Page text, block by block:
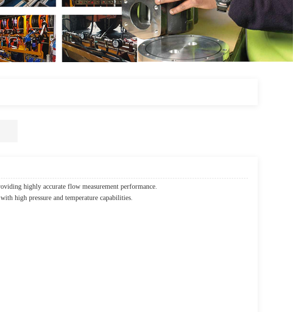
highly accurate flow measurement performance.
high pressure and temperature capabilities.